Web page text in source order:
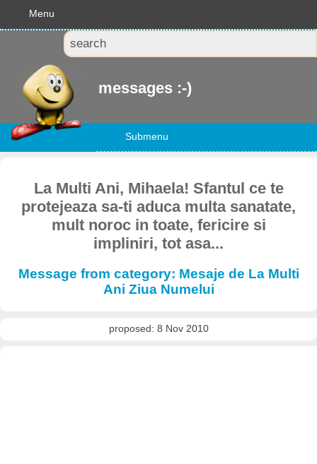
Menu
messages :-)
Submenu
La Multi Ani, Mihaela! Sfantul ce te
protejeaza sa-ti aduca multa sanatate,
mult noroc in toate, fericire si
impliniri, tot asa...
Message from category: Mesaje de La Multi
Ani Ziua Numelui
proposed: 8 Nov 2010